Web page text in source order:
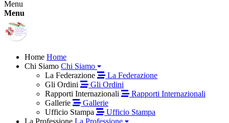
Menu
Menu
Home Home
Chi Siamo Chi Siamo
La Federazione
La Federazione
Gli Ordini
Gli Ordini
Rapporti Internazionali
Rapporti Internazionali
Gallerie
Gallerie
Ufficio Stampa
Ufficio Stampa
La Professione La Professione